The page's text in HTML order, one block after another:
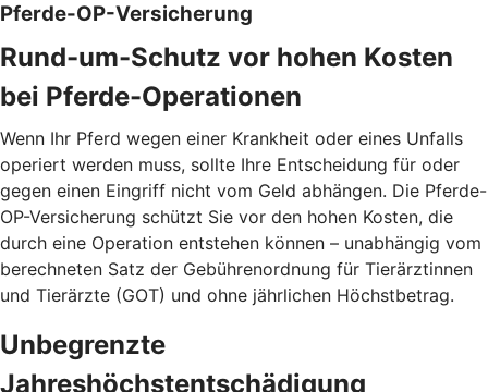
Pferde-OP-Versicherung
Rund-um-Schutz vor hohen Kosten
bei Pferde-Operationen
Wenn Ihr Pferd wegen einer Krankheit oder eines Unfalls
operiert werden muss, sollte Ihre Entscheidung für oder
gegen einen Eingriff nicht vom Geld abhängen. Die Pferde-
OP-Versicherung schützt Sie vor den hohen Kosten, die
durch eine Operation entstehen können – unabhängig vom
berechneten Satz der Gebührenordnung für Tierärztinnen
und Tierärzte (GOT) und ohne jährlichen Höchstbetrag.
Unbegrenzte
Jahreshöchstentschädigung